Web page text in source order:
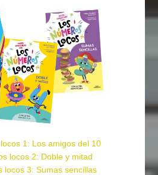
1: Los amigos del 10
locos 2: Doble y mitad
locos 3: Sumas sencillas